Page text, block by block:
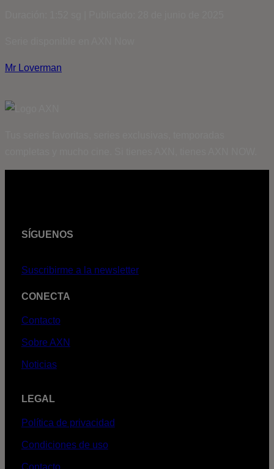
Mr Loverman
SÍGUENOS
Suscribirme a la newsletter
CONECTA
Contacto
Sobre AXN
Noticias
LEGAL
Política de privacidad
Condiciones de uso